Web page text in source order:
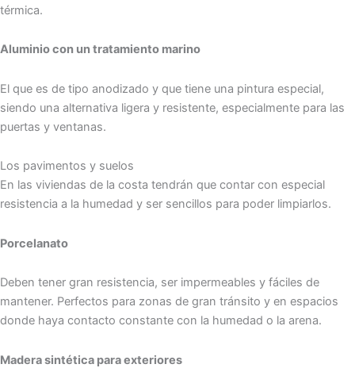
térmica.
Aluminio con un tratamiento marino
El que es de tipo anodizado y que tiene una pintura especial,
siendo una alternativa ligera y resistente, especialmente para las
puertas y ventanas.
Los pavimentos y suelos
En las viviendas de la costa tendrán que contar con especial
resistencia a la humedad y ser sencillos para poder limpiarlos.
Porcelanato
Deben tener gran resistencia, ser impermeables y fáciles de
mantener. Perfectos para zonas de gran tránsito y en espacios
donde haya contacto constante con la humedad o la arena.
Madera sintética para exteriores